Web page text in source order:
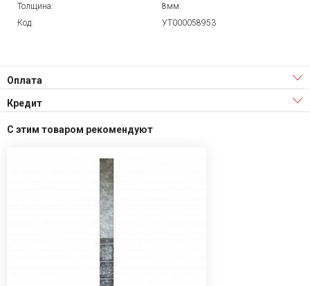
Толщина:
8мм
Код:
УТ000058953
Оплата
Кредит
С этим товаром рекомендуют